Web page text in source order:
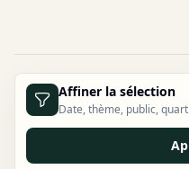
Affiner la sélection
Date, thème, public,